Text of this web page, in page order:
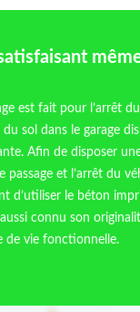
est fait pour l’arrêt
sol dans le garage
Afin de disposer
passage et l’arrêt du
d’utiliser le béton
connu son
de vie fonctionnelle.